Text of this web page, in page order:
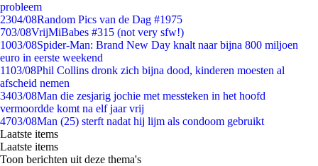
probleem
2304/08Random Pics van de Dag #1975
703/08VrijMiBabes #315 (not very sfw!)
1003/08Spider-Man: Brand New Day knalt naar bijna 800 miljoen
euro in eerste weekend
1103/08Phil Collins dronk zich bijna dood, kinderen moesten al
afscheid nemen
3403/08Man die zesjarig jochie met messteken in het hoofd
vermoordde komt na elf jaar vrij
4703/08Man (25) sterft nadat hij lijm als condoom gebruikt
Laatste items
Laatste items
Toon berichten uit deze thema's